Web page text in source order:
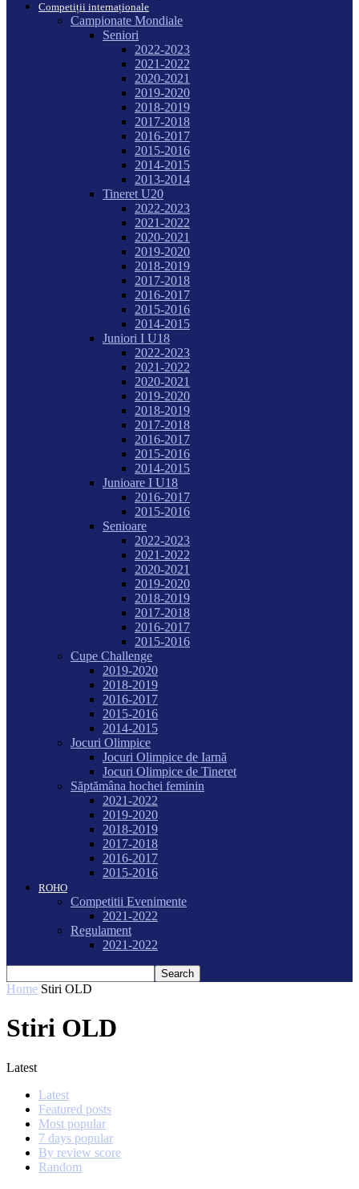
Competiții internaționale
Campionate Mondiale
Seniori
2022-2023
2021-2022
2020-2021
2019-2020
2018-2019
2017-2018
2016-2017
2015-2016
2014-2015
2013-2014
Tineret U20
2022-2023
2021-2022
2020-2021
2019-2020
2018-2019
2017-2018
2016-2017
2015-2016
2014-2015
Juniori I U18
2022-2023
2021-2022
2020-2021
2019-2020
2018-2019
2017-2018
2016-2017
2015-2016
2014-2015
Junioare I U18
2016-2017
2015-2016
Senioare
2022-2023
2021-2022
2020-2021
2019-2020
2018-2019
2017-2018
2016-2017
2015-2016
Cupe Challenge
2019-2020
2018-2019
2016-2017
2015-2016
2014-2015
Jocuri Olimpice
Jocuri Olimpice de Iarnă
Jocuri Olimpice de Tineret
Săptămâna hochei feminin
2021-2022
2019-2020
2018-2019
2017-2018
2016-2017
2015-2016
ROHO
Competitii Evenimente
2021-2022
Regulament
2021-2022
Home Stiri OLD
Stiri OLD
Latest
Latest
Featured posts
Most popular
7 days popular
By review score
Random